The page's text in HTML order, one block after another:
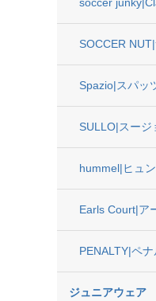
SOCCER
Spazio|スパッ
SULLO|スージ
hummel|ヒュ
Earls Court|ア
PENALTY|ペナ
ジュニアウェア